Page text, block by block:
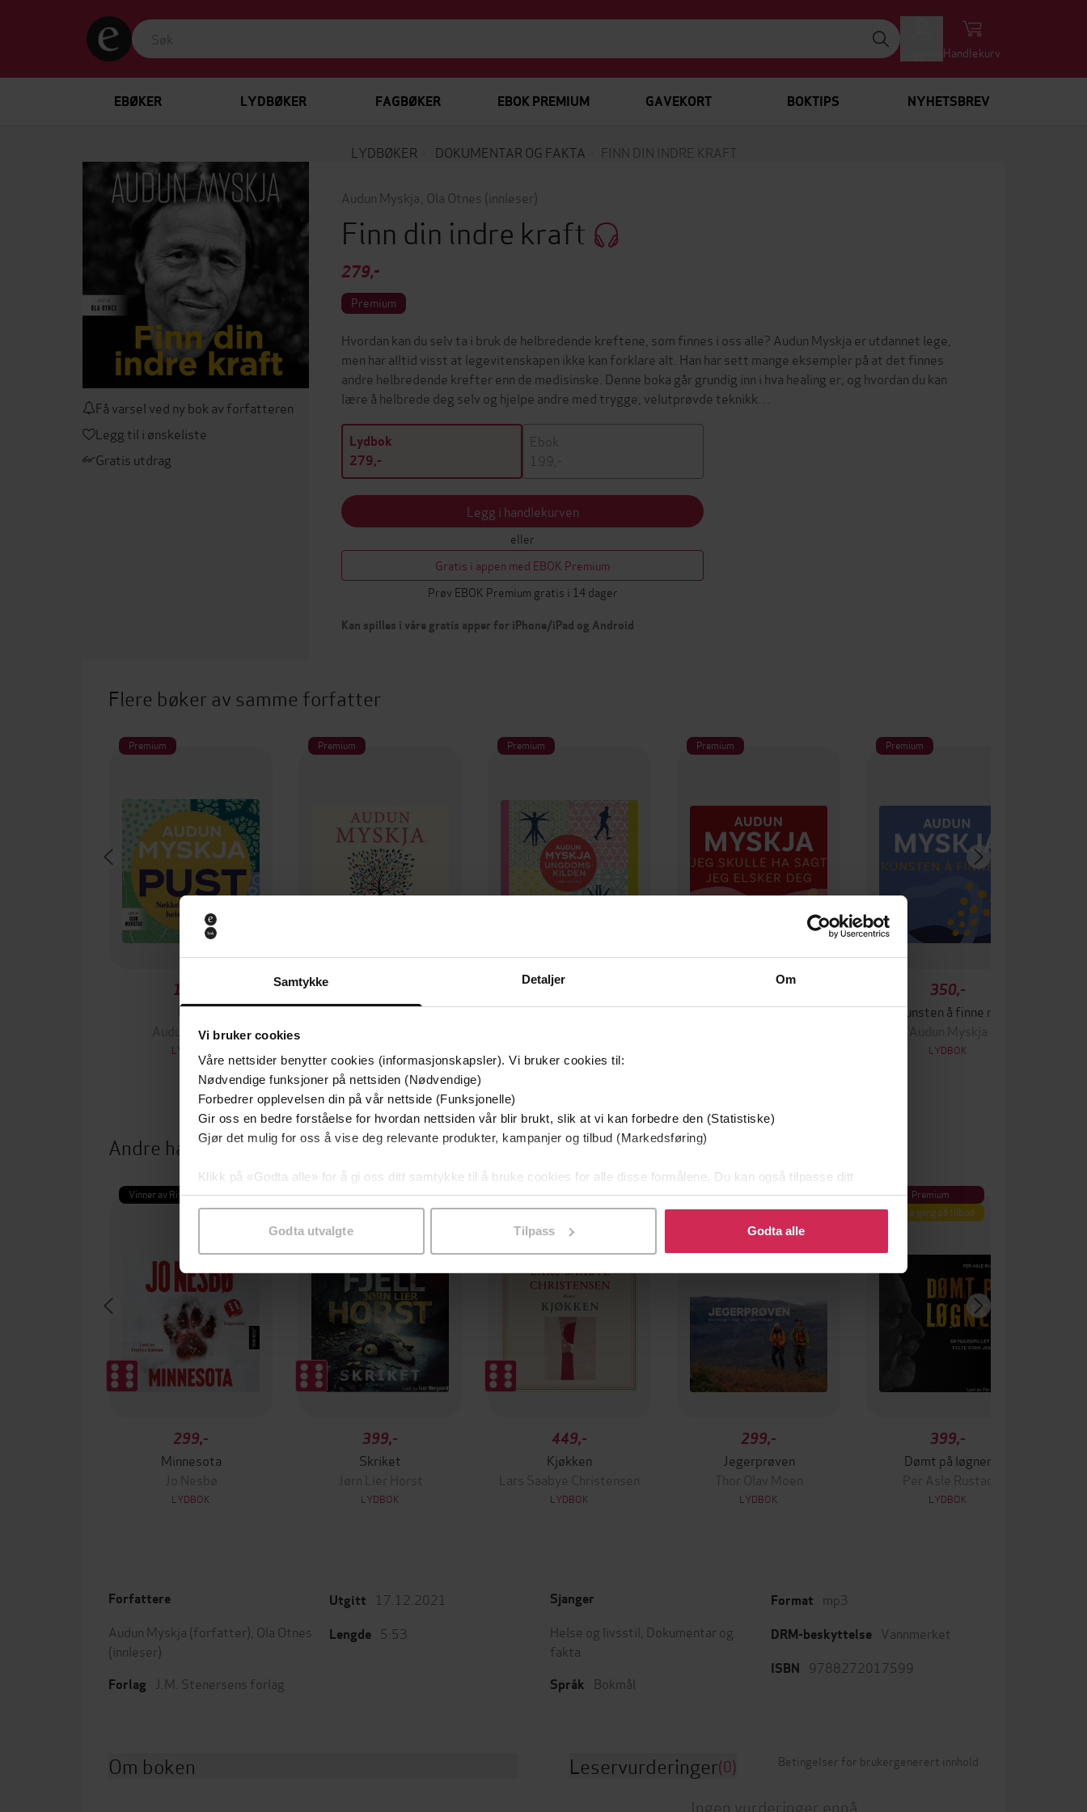
Samtykke Detaljer Om
Vi bruker cookies
Våre nettsider benytter cookies (informasjonskapsler). Vi bruker cookies til:
Nødvendige funksjoner på nettsiden (Nødvendige)
Forbedrer opplevelsen din på vår nettside (Funksjonelle)
Gir oss en bedre forståelse for hvordan nettsiden vår blir brukt, slik at vi kan forbedre den (Statistiske)
Gjør det mulig for oss å vise deg relevante produkter, kampanjer og tilbud (Markedsføring)
Klikk på «Godta alle» for å gi oss ditt samtykke til å bruke cookies for alle disse formålene. Du kan også tilpasse ditt
samtykke til spesifikke formål ved å klikke på «Tilpass». Du kan når som helst trekke tilbake eller endre ditt samtykke.
Godta utvalgte Tilpass Godta alle
Handlekurv
EBØKER LYDBØKER FAGBØKER EBOK PREMIUM GAVEKORT BOKTIPS NYHETSBREV
LYDBØKER DOKUMENTAR OG FAKTA FINN DIN INDRE KRAFT
Få varsel ved ny bok av forfatteren
Legg til i ønskeliste
Gratis utdrag
Audun Myskja Ola Otnes (innleser)
Finn din indre kraft
279,-
Premium
Hvordan kan du selv ta i bruk de helbredende kreftene, som finnes i oss alle? Audun Myskja er utdannet lege,
men har alltid visst at legevitenskapen ikke kan forklare alt. Han har sett mange eksempler på at det finnes
andre helbredende krefter enn de medisinske. Denne boka går grundig inn i hva healing er, og hvordan du kan
lære å helbrede deg selv og hjelpe andre med trygge, velutprøvde teknikk…
Lydbok
279,-
Ebok
199,-
Legg i handlekurven
eller
Gratis i appen med EBOK Premium
Prøv EBOK Premium gratis i 14 dager
Kan spilles i våre gratis apper for iPhone/iPad og Android
Flere bøker av samme forfatter
Premium
199,-
Pust
Audun Myskja
LYDBOK
Premium
Mestringsmedisin
Premium
279,-
Ungdomskilden
Premium
Jeg skulle ha sagt jeg elsker deg
Premium
350,-
Kunsten å finne ro
Audun Myskja
LYDBOK
Andre har også kjøpt
Vinner av Rivertonprisen
299,-
Minnesota
Jo Nesbø
LYDBOK
Premium
399,-
Skriket
Jørn Lier Horst
LYDBOK
449,-
Kjøkken
Lars Saabye Christensen
LYDBOK
299,-
Jegerprøven
Thor Olav Moen
LYDBOK
Premium
Første gang på tilbud
399,-
Dømt på løgner
Per Asle Rustad
LYDBOK
Forfattere
Audun Myskja (forfatter), Ola Otnes
(innleser)
Forlag J.M. Stenersens forlag
Utgitt 17.12.2021
Lengde 5:53
Sjanger
Helse og livsstil Dokumentar og
fakta
Språk Bokmål
Format mp3
DRM-beskyttelse Vannmerket
ISBN 9788272017599
Om boken Leservurderinger(0) Betingelser for brukergenerert innhold
Ingen vurderinger ennå